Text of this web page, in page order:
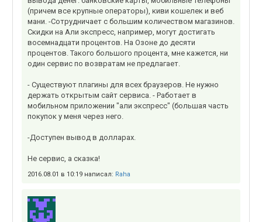
(причем все крупные операторы), киви кошелек и веб
мани. -Сотрудничает с большим количеством магазинов.
Скидки на Али экспресс, например, могут достигать
восемнадцати процентов. На Озоне до десяти
процентов. Такого большого процента, мне кажется, ни
один сервис по возвратам не предлагает.
- Существуют плагины для всех браузеров. Не нужно
держать открытым сайт сервиса. - Работает в
мобильном приложении "али экспресс" (большая часть
покупок у меня через него.
-Доступен вывод в долларах.
Не сервис, а сказка!
2016.08.01 в 10:19 написал: Raha